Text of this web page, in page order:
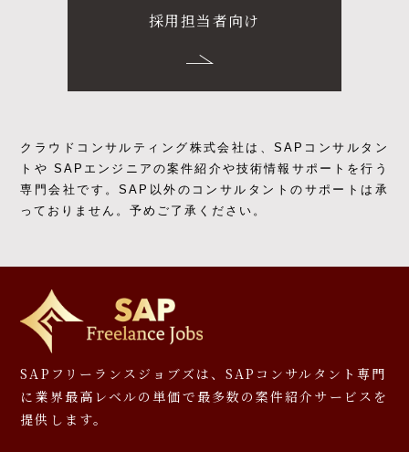
採用担当者向け
クラウドコンサルティング株式会社は、SAPコンサルタン
トや SAPエンジニアの案件紹介や技術情報サポートを行う
専門会社です。SAP以外のコンサルタントのサポートは承
っておりません。予めご了承ください。
SAPフリーランスジョブズは、SAPコンサルタント専門
に 業界最高レベルの単価で最多数の案件紹介サービスを
提供します。